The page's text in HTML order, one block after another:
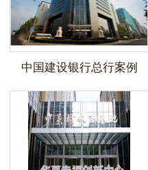
中国建设银行总行案例